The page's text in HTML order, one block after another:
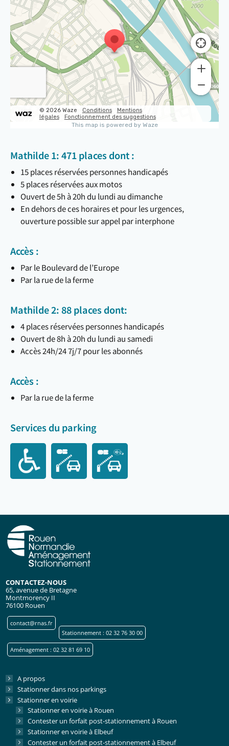
Mathilde 1: 471 places dont :
15 places réservées personnes handicapés
5 places réservées aux motos
Ouvert de 5h à 20h du lundi au dimanche
En dehors de ces horaires et pour les urgences,
ouverture possible sur appel par interphone
Accès :
Par le Boulevard de l’Europe
Par la rue de la ferme
Mathilde 2: 88 places dont:
4 places réservées personnes handicapés
Ouvert de 8h à 20h du lundi au samedi
Accès 24h/24 7j/7 pour les abonnés
Accès :
Par la rue de la ferme
Services du parking
CONTACTEZ-NOUS
65, avenue de Bretagne
Montmorency II
76100 Rouen
contact@rnas.fr
Stationnement : 02 32 76 30 00
Aménagement : 02 32 81 69 10
A propos
Stationner dans nos parkings
Stationner en voirie
Stationner en voirie à Rouen
Contester un forfait post-stationnement à Rouen
Stationner en voirie à Elbeuf
Contester un forfait post-stationnement à Elbeuf